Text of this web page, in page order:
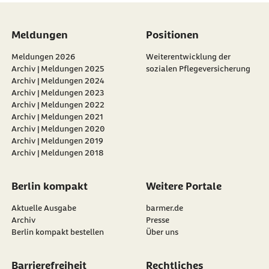
Meldungen
Meldungen 2026
Archiv | Meldungen 2025
Archiv | Meldungen 2024
Archiv | Meldungen 2023
Archiv | Meldungen 2022
Archiv | Meldungen 2021
Archiv | Meldungen 2020
Archiv | Meldungen 2019
Archiv | Meldungen 2018
Positionen
Weiterentwicklung der
sozialen Pflegeversicherung
Berlin kompakt
Aktuelle Ausgabe
Archiv
Berlin kompakt bestellen
Weitere Portale
barmer.de
Presse
Über uns
Barrierefreiheit Rechtliches